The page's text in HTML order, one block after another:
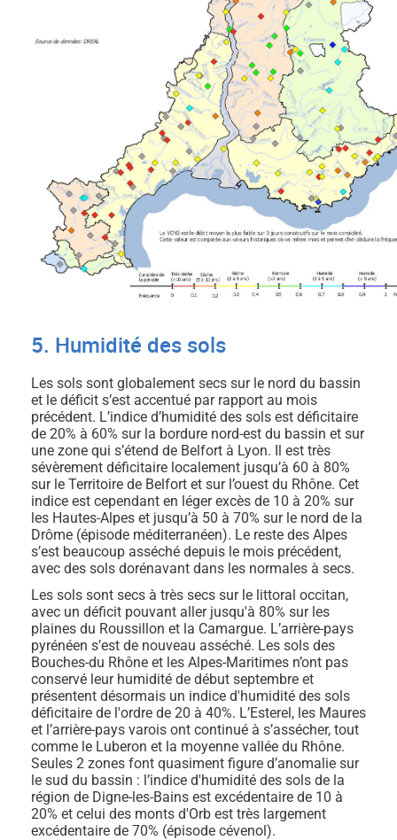
5. Humidité des sols
Les sols sont globalement secs sur le nord du bassin
et le déficit s’est accentué par rapport au mois
précédent. L’indice d’humidité des sols est déficitaire
de 20% à 60% sur la bordure nord-est du bassin et sur
une zone qui s’étend de Belfort à Lyon. Il est très
sévèrement déficitaire localement jusqu’à 60 à 80%
sur le Territoire de Belfort et sur l’ouest du Rhône. Cet
indice est cependant en léger excès de 10 à 20% sur
les Hautes-Alpes et jusqu’à 50 à 70% sur le nord de la
Drôme (épisode méditerranéen). Le reste des Alpes
s’est beaucoup asséché depuis le mois précédent,
avec des sols dorénavant dans les normales à secs.
Les sols sont secs à très secs sur le littoral occitan,
avec un déficit pouvant aller jusqu'à 80% sur les
plaines du Roussillon et la Camargue. L’arrière-pays
pyrénéen s’est de nouveau asséché. Les sols des
Bouches-du Rhône et les Alpes-Maritimes n’ont pas
conservé leur humidité de début septembre et
présentent désormais un indice d'humidité des sols
déficitaire de l'ordre de 20 à 40%. L’Esterel, les Maures
et l’arrière-pays varois ont continué à s’assécher, tout
comme le Luberon et la moyenne vallée du Rhône.
Seules 2 zones font quasiment figure d’anomalie sur
le sud du bassin : l’indice d'humidité des sols de la
région de Digne-les-Bains est excédentaire de 10 à
20% et celui des monts d'Orb est très largement
excédentaire de 70% (épisode cévenol).